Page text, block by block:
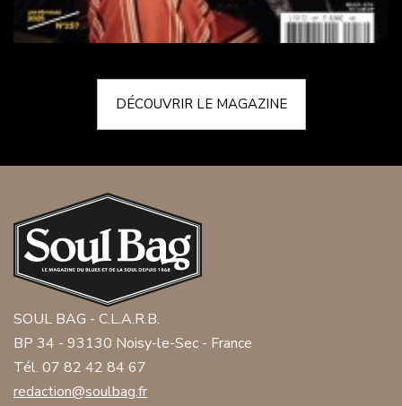
DÉCOUVRIR LE MAGAZINE
SOUL BAG - C.L.A.R.B.
BP 34 - 93130 Noisy-le-Sec - France
Tél. 07 82 42 84 67
redaction@soulbag.fr